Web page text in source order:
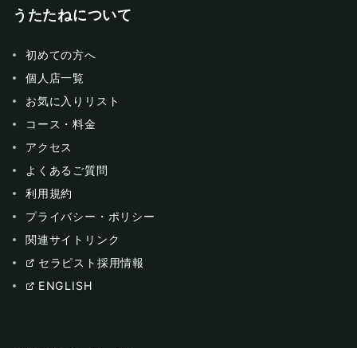
うたたねについて
初めての方へ
個人店一覧
お気に入りリスト
コース・料金
アクセス
よくあるご質問
利用規約
プライバシー・ポリシー
関連サイトリンク
セラピスト採用情報
ENGLISH